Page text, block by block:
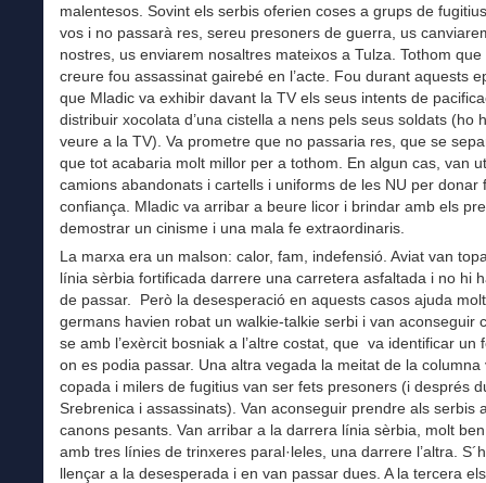
malentesos. Sovint els serbis oferien coses a grups de
vos i no passarà res, sereu presoners de guerra, us
nostres, us enviarem nosaltres mateixos a Tulza. Tothom que
creure fou assassinat gairebé en l’acte. Fou durant aquests
que Mladic va exhibir davant la TV els seus intents de
distribuir xocolata d’una cistella a nens pels seus soldats (ho
veure a la TV). Va prometre que no passaria res, que se
que tot acabaria molt millor per a tothom. En algun cas, van
camions abandonats i cartells i uniforms de les NU per donar
confiança. Mladic va arribar a beure licor i brindar amb els
demostrar un cinisme i una mala fe extraordinaris.
La marxa era un malson: calor, fam, indefensió. Aviat van
línia sèrbia fortificada darrere una carretera asfaltada i no hi
de passar. Però la desesperació en aquests casos ajuda
germans havien robat un walkie-talkie serbi i van aconseguir
se amb l’exèrcit bosniak a l’altre costat, que va identificar un
on es podia passar. Una altra vegada la meitat de la columna
copada i milers de fugitius van ser fets presoners (i després
Srebrenica i assassinats). Van aconseguir prendre als serbis
canons pesants. Van arribar a la darrera línia sèrbia, molt
amb tres línies de trinxeres paral·leles, una darrere l’altra.
llençar a la desesperada i en van passar dues. A la tercera